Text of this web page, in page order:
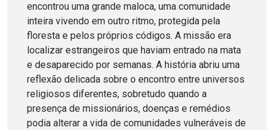
encontrou uma grande maloca, uma comunidade
inteira vivendo em outro ritmo, protegida pela
floresta e pelos próprios códigos. A missão era
localizar estrangeiros que haviam entrado na mata
e desaparecido por semanas. A história abriu uma
reflexão delicada sobre o encontro entre universos
religiosos diferentes, sobretudo quando a
presença de missionários, doenças e remédios
podia alterar a vida de comunidades vulneráveis de